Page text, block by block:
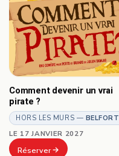
Comment devenir un vrai
pirate ?
HORS LES MURS — BELFORT
LE 17 JANVIER 2027
Réserver